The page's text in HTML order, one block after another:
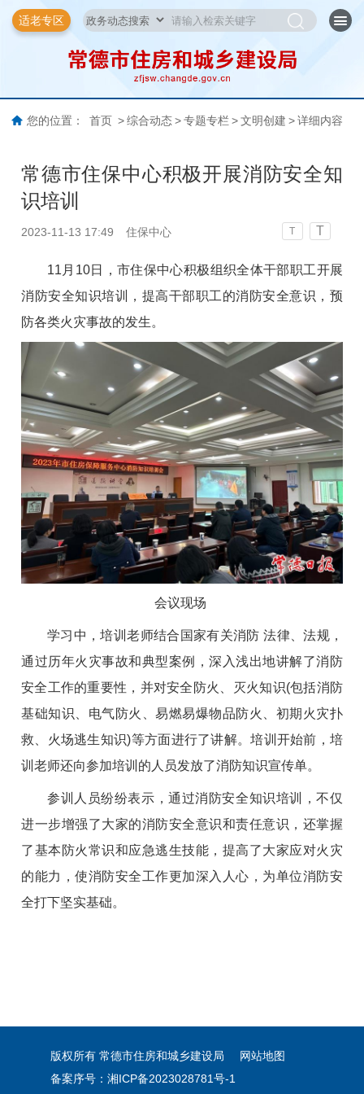
适老专区
您的位置： 首页 > 综合动态 > 专题专栏 > 文明创建 > 详细内容
常德市住保中心积极开展消防安全知
识培训
2023-11-13 17:49 住保中心 T T
11月10日，市住保中心积极组织全体干部职工开展
消防安全知识培训，提高干部职工的消防安全意识，预
防各类火灾事故的发生。
会议现场
学习中，培训老师结合国家有关消防 法律、法规，
通过历年火灾事故和典型案例，深入浅出地讲解了消防
安全工作的重要性，并对安全防火、灭火知识(包括消防
基础知识、电气防火、易燃易爆物品防火、初期火灾扑
救、火场逃生知识)等方面进行了讲解。培训开始前，培
训老师还向参加培训的人员发放了消防知识宣传单。
参训人员纷纷表示，通过消防安全知识培训，不仅
进一步增强了大家的消防安全意识和责任意识，还掌握
了基本防火常识和应急逃生技能，提高了大家应对火灾
的能力，使消防安全工作更加深入人心，为单位消防安
全打下坚实基础。
版权所有 常德市住房和城乡建设局
网站地图
备案序号：湘ICP备2023028781号-1